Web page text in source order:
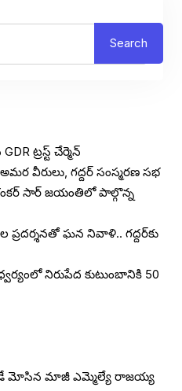
Search
ట్రస్ట్ చేర్మెన్
వీరులు, గద్దర్ సంస్మరణ సభ
సార్ జయంతిలో పాల్గొన్న
ప్రదర్శనతో ఘన నివాళి.. గద్దర్‌కు
నిరుపేద కుటుంబానికి 50
మోసిన మాజీ ఎమ్మెల్యే రాజయ్య